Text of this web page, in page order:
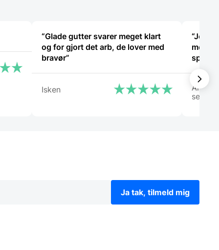
“Glade gutter svarer meget klart
og for gjort det arb, de lover med
bravør”
Isken
“Jeg
men
Arden
Ja tak, tilmeld mig